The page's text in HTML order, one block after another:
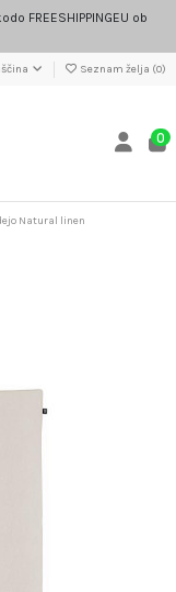
FREESHIPPINGEU ob
Seznam želja (0)
0
Natural linen